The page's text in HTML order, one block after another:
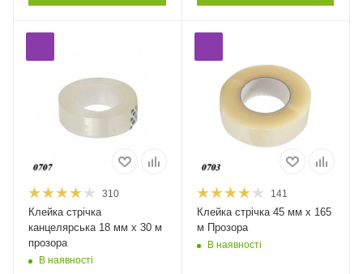
310
Клейка стрічка
канцелярська 18 мм х 30 м
прозора
В наявності
141
Клейка стрічка 45 мм х 165
м Прозора
В наявності